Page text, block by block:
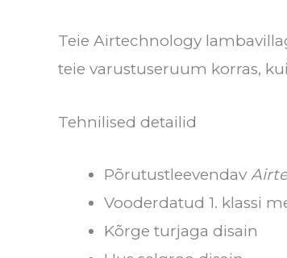
Teie Airtechnology
teie varustuseruum korras,
Tehnilised detailid
Põrutustleevendav
Vooderdatud 1. klassi
Kõrge turjaga disain